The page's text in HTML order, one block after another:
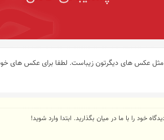
مثل عکس های دیگرتون زیباست. لطفا برای عکس های